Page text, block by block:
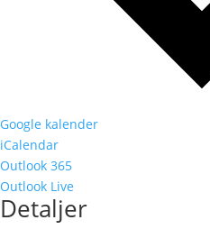
Google kalender
iCalendar
Outlook 365
Outlook Live
Detaljer